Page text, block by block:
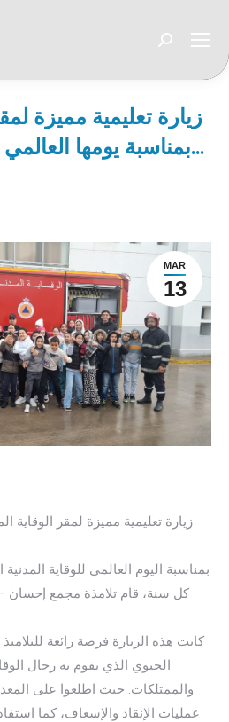
Recherche
زيارة تعليمية مميزة
بمناسبة يومها العالمي بمناسبة اليوم ال…
MAR
13
زيارة تعليمية مميزة لمقر الوقاية
بمناسبة اليوم العالمي للوقاية
كل سنة، قام تلامذة مجمع إحسان –
كانت هذه الزيارة فرصة رائعة
الحيوي الذي يقوم به رجال
والممتلكات. حيث اطلعوا على
عمليات الإنقاذ والإسعاف، كما